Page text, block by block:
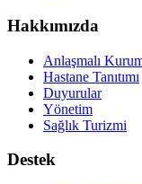
Hakkımızda
Anlaşmalı
Hastane Tanıtımı
Duyurular
Yönetim
Sağlık Turizmi
Destek